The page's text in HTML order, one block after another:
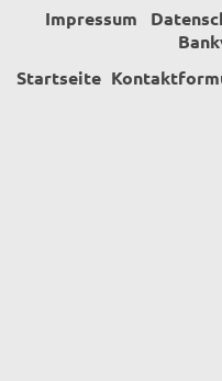
Impressum
Startseite